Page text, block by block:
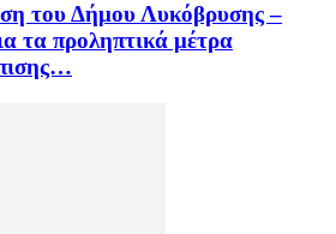
του Δήμου Λυκόβρυσης –
τα προληπτικά μέτρα